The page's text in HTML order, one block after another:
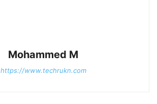
Mohammed M
https://www.techrukn.com